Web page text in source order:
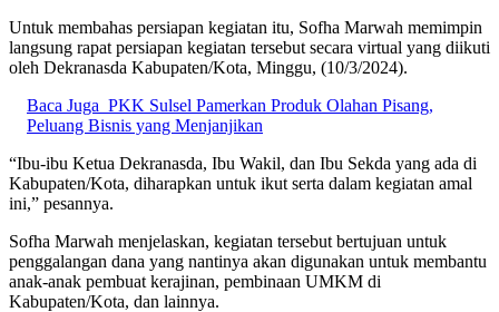
Untuk membahas persiapan kegiatan itu, Sofha Marwah memimpin
langsung rapat persiapan kegiatan tersebut secara virtual yang diikuti
oleh Dekranasda Kabupaten/Kota, Minggu, (10/3/2024).
Baca Juga PKK Sulsel Pamerkan Produk Olahan Pisang,
Peluang Bisnis yang Menjanjikan
“Ibu-ibu Ketua Dekranasda, Ibu Wakil, dan Ibu Sekda yang ada di
Kabupaten/Kota, diharapkan untuk ikut serta dalam kegiatan amal
ini,” pesannya.
Sofha Marwah menjelaskan, kegiatan tersebut bertujuan untuk
penggalangan dana yang nantinya akan digunakan untuk membantu
anak-anak pembuat kerajinan, pembinaan UMKM di
Kabupaten/Kota, dan lainnya.